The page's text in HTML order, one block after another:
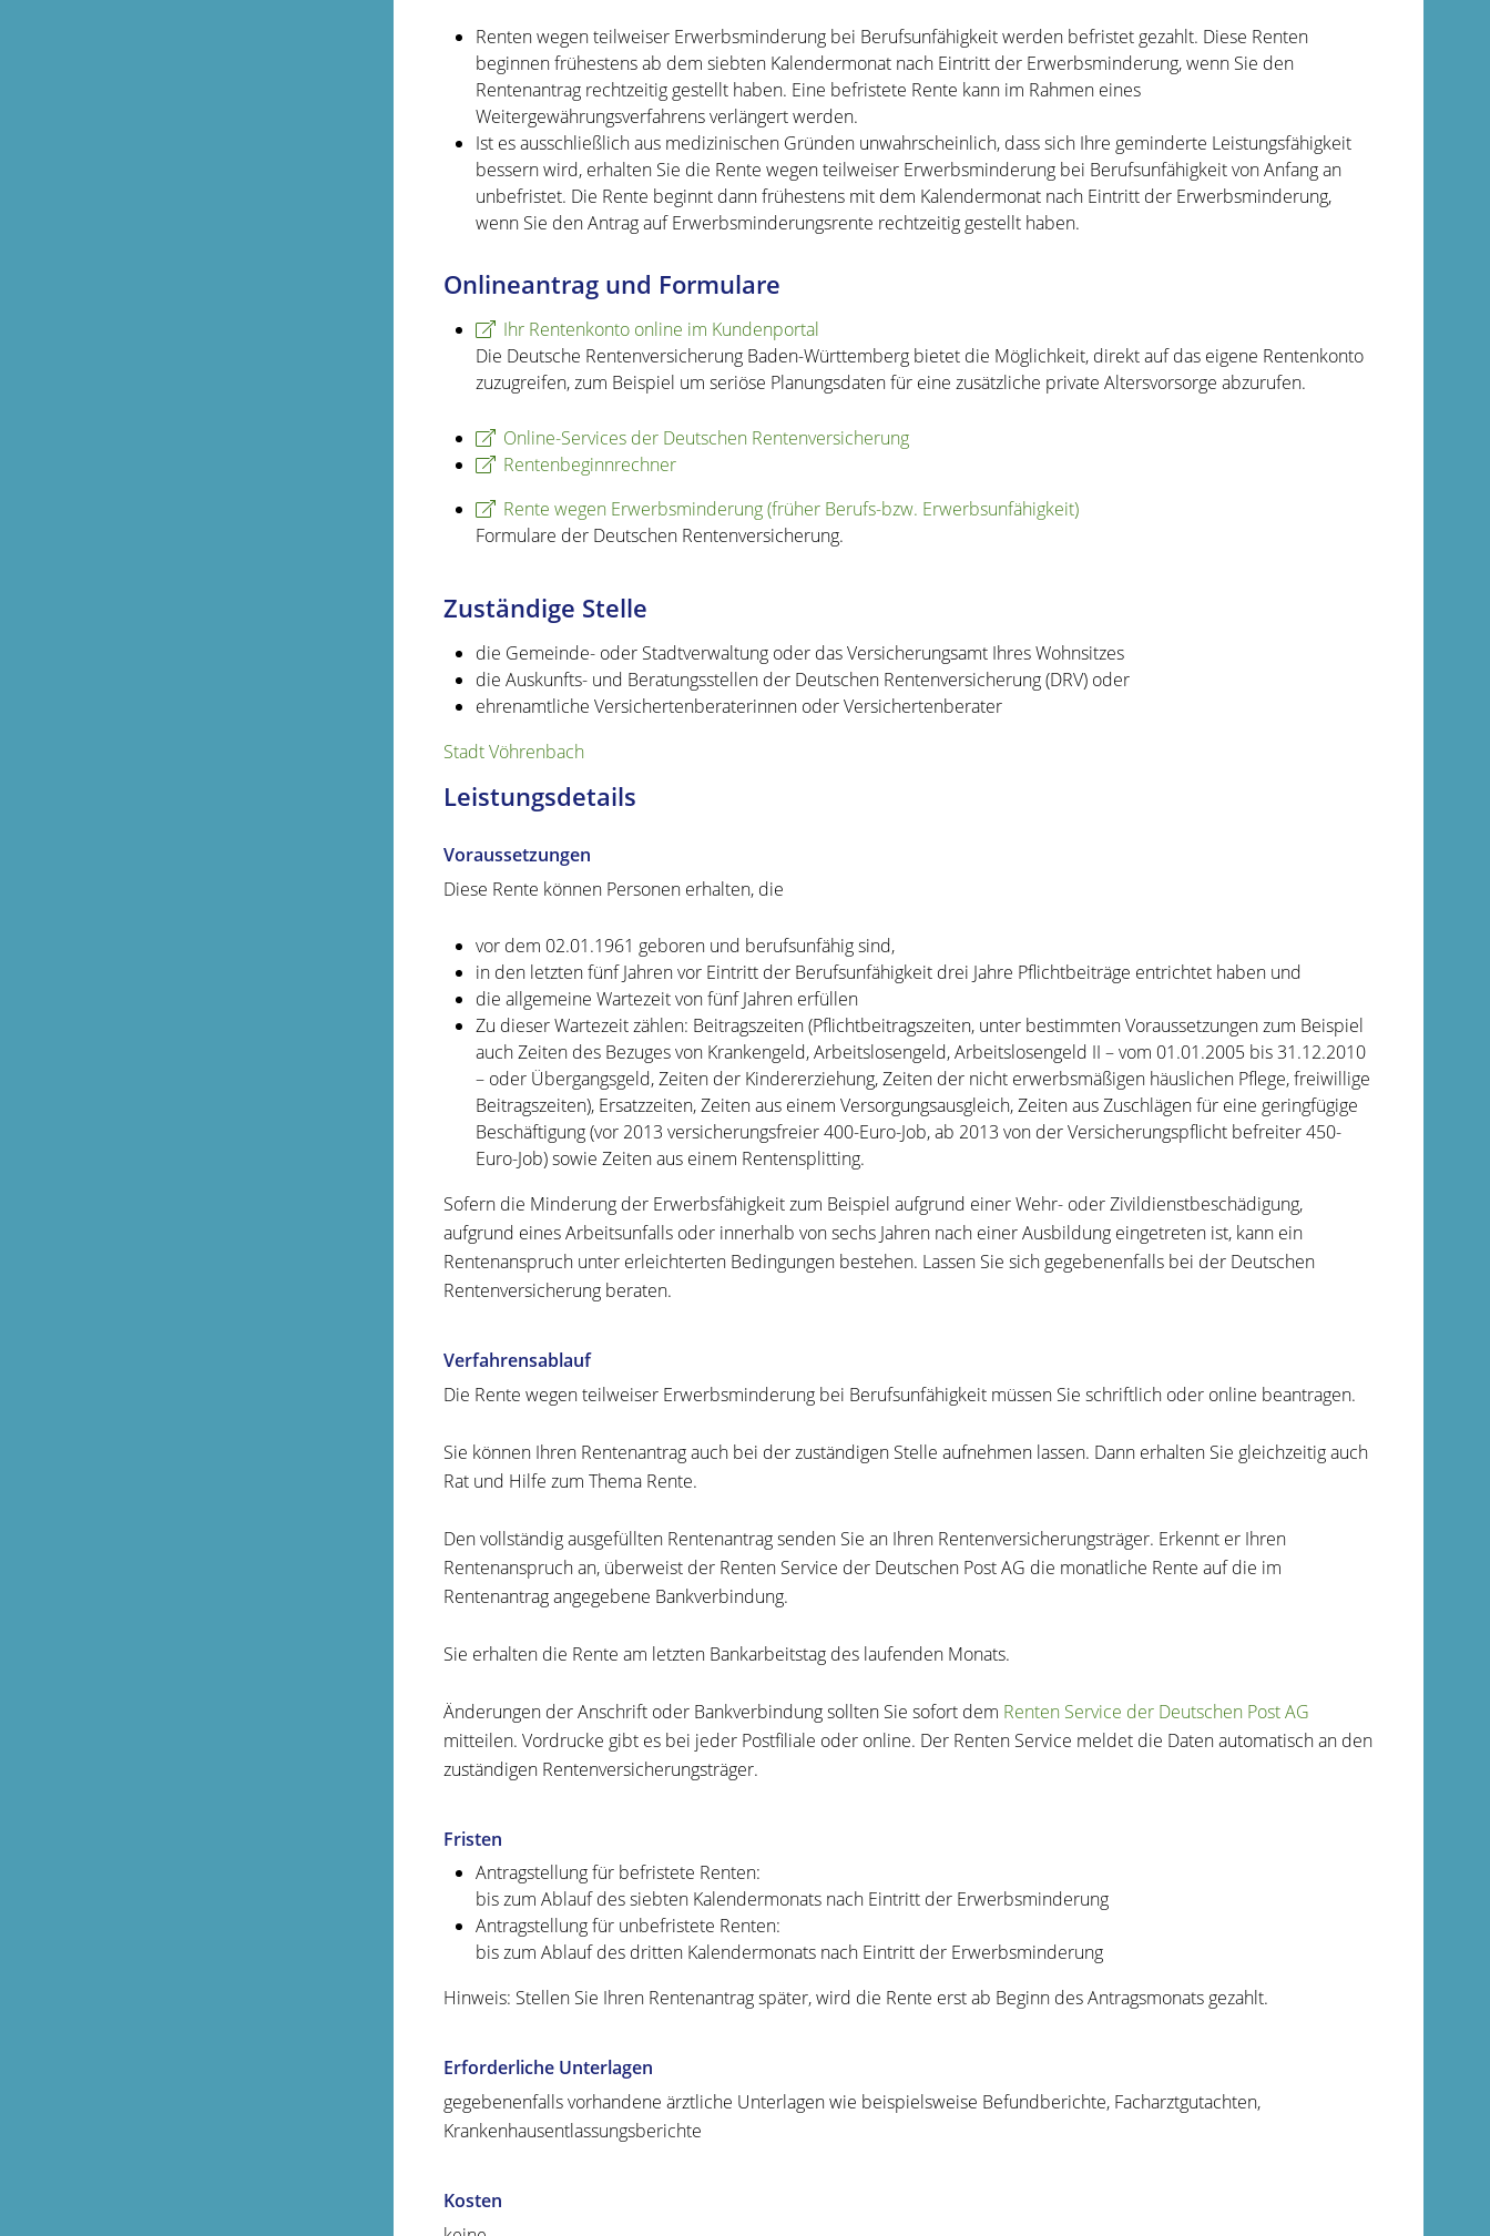
Renten wegen teilweiser Erwerbsminderung bei Berufsunfähigkeit werden befristet gezahlt. Diese Renten
beginnen frühestens ab dem siebten Kalendermonat nach Eintritt der Erwerbsminderung, wenn Sie den
Rentenantrag rechtzeitig gestellt haben. Eine befristete Rente kann im Rahmen eines
Weitergewährungsverfahrens verlängert werden.
Ist es ausschließlich aus medizinischen Gründen unwahrscheinlich, dass sich Ihre geminderte Leistungsfähigkeit
bessern wird, erhalten Sie die Rente wegen teilweiser Erwerbsminderung bei Berufsunfähigkeit von Anfang an
unbefristet. Die Rente beginnt dann frühestens mit dem Kalendermonat nach Eintritt der Erwerbsminderung,
wenn Sie den Antrag auf Erwerbsminderungsrente rechtzeitig gestellt haben.
Onlineantrag und Formulare
Ihr Rentenkonto online im Kundenportal
Die Deutsche Rentenversicherung Baden-Württemberg bietet die Möglichkeit, direkt auf das eigene Rentenkonto
zuzugreifen, zum Beispiel um seriöse Planungsdaten für eine zusätzliche private Altersvorsorge abzurufen.
Online-Services der Deutschen Rentenversicherung
Rentenbeginnrechner
Rente wegen Erwerbsminderung (früher Berufs-bzw. Erwerbsunfähigkeit)
Formulare der Deutschen Rentenversicherung.
Zuständige Stelle
die Gemeinde- oder Stadtverwaltung oder das Versicherungsamt Ihres Wohnsitzes
die Auskunfts- und Beratungsstellen der Deutschen Rentenversicherung (DRV) oder
ehrenamtliche Versichertenberaterinnen oder Versichertenberater
Stadt Vöhrenbach
Leistungsdetails
Voraussetzungen
Diese Rente können Personen erhalten, die
vor dem 02.01.1961 geboren und berufsunfähig sind,
in den letzten fünf Jahren vor Eintritt der Berufsunfähigkeit drei Jahre Pflichtbeiträge entrichtet haben und
die allgemeine Wartezeit von fünf Jahren erfüllen
Zu dieser Wartezeit zählen: Beitragszeiten (Pflichtbeitragszeiten, unter bestimmten Voraussetzungen zum Beispiel
auch Zeiten des Bezuges von Krankengeld, Arbeitslosengeld, Arbeitslosengeld II – vom 01.01.2005 bis 31.12.2010
– oder Übergangsgeld, Zeiten der Kindererziehung, Zeiten der nicht erwerbsmäßigen häuslichen Pflege, freiwillige
Beitragszeiten), Ersatzzeiten, Zeiten aus einem Versorgungsausgleich, Zeiten aus Zuschlägen für eine geringfügige
Beschäftigung (vor 2013 versicherungsfreier 400-Euro-Job, ab 2013 von der Versicherungspflicht befreiter 450-
Euro-Job) sowie Zeiten aus einem Rentensplitting.
Sofern die Minderung der Erwerbsfähigkeit zum Beispiel aufgrund einer Wehr- oder Zivildienstbeschädigung,
aufgrund eines Arbeitsunfalls oder innerhalb von sechs Jahren nach einer Ausbildung eingetreten ist, kann ein
Rentenanspruch unter erleichterten Bedingungen bestehen. Lassen Sie sich gegebenenfalls bei der Deutschen
Rentenversicherung beraten.
Verfahrensablauf
Die Rente wegen teilweiser Erwerbsminderung bei Berufsunfähigkeit müssen Sie schriftlich oder online beantragen.
Sie können Ihren Rentenantrag auch bei der zuständigen Stelle aufnehmen lassen. Dann erhalten Sie gleichzeitig auch
Rat und Hilfe zum Thema Rente.
Den vollständig ausgefüllten Rentenantrag senden Sie an Ihren Rentenversicherungsträger. Erkennt er Ihren
Rentenanspruch an, überweist der Renten Service der Deutschen Post AG die monatliche Rente auf die im
Rentenantrag angegebene Bankverbindung.
Sie erhalten die Rente am letzten Bankarbeitstag des laufenden Monats.
Änderungen der Anschrift oder Bankverbindung sollten Sie sofort dem Renten Service der Deutschen Post AG
mitteilen. Vordrucke gibt es bei jeder Postfiliale oder online. Der Renten Service meldet die Daten automatisch an den
zuständigen Rentenversicherungsträger.
Fristen
Antragstellung für befristete Renten:
bis zum Ablauf des siebten Kalendermonats nach Eintritt der Erwerbsminderung
Antragstellung für unbefristete Renten:
bis zum Ablauf des dritten Kalendermonats nach Eintritt der Erwerbsminderung
Hinweis: Stellen Sie Ihren Rentenantrag später, wird die Rente erst ab Beginn des Antragsmonats gezahlt.
Erforderliche Unterlagen
gegebenenfalls vorhandene ärztliche Unterlagen wie beispielsweise Befundberichte, Facharztgutachten,
Krankenhausentlassungsberichte
Kosten